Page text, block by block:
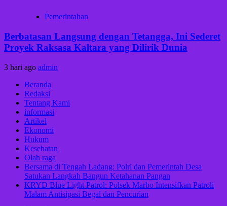
Pemerintahan
Berbatasan Langsung dengan Tetangga, Ini Sederet
Proyek Raksasa Kaltara yang Dilirik Dunia
3 hari ago admin
Beranda
Redaksi
Tentang Kami
informasi
Artikel
Ekonomi
Hukum
Kesehatan
Olah raga
Bersama di Tengah Ladang: Polri dan Pemerintah Desa
Satukan Langkah Bangun Ketahanan Pangan
KRYD Blue Light Patrol: Polsek Marbo Intensifkan Patroli
Malam Antisipasi Begal dan Pencurian